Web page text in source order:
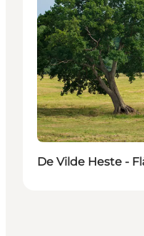
De Vilde Heste -